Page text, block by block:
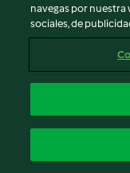
Aviso legal
Información legal
Reportar contenido
Declaración de
navegas por nuestra
sociales, de